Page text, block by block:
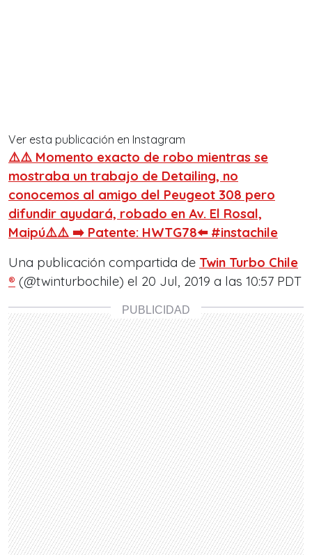
Ver esta publicación en Instagram
⚠️⚠️ Momento exacto de robo mientras se
mostraba un trabajo de Detailing, no
conocemos al amigo del Peugeot 308 pero
difundir ayudará, robado en Av. El Rosal,
Maipú⚠️⚠️ ➡️ Patente: HWTG78⬅️ #instachile
Una publicación compartida de Twin Turbo Chile
® (@twinturbochile) el 20 Jul, 2019 a las 10:57 PDT